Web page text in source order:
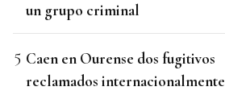
un grupo criminal
Caen en Ourense dos fugitivos
reclamados internacionalmente